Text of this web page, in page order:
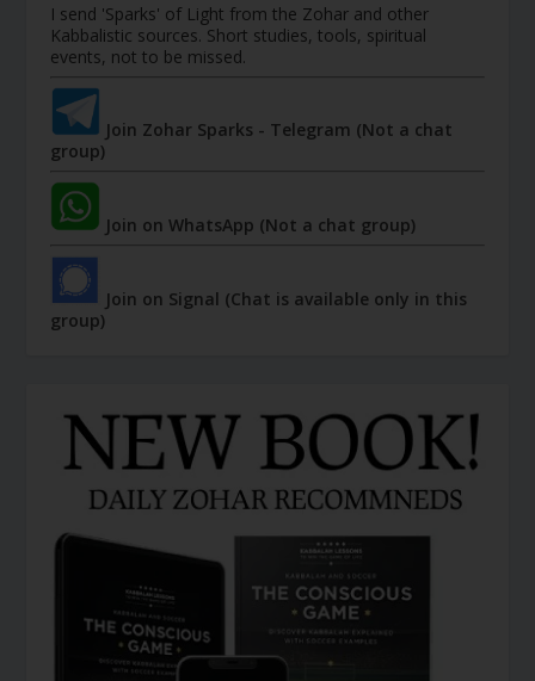
I send 'Sparks' of Light from the Zohar and other
Kabbalistic sources. Short studies, tools, spiritual
events, not to be missed.
Join Zohar Sparks - Telegram (Not a chat
group)
Join on WhatsApp (Not a chat group)
Join on Signal (Chat is available only in this
group)